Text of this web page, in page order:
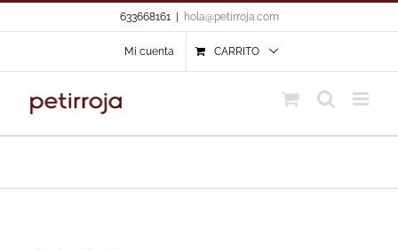
633668161 hola@petirroja.com
Mi cuenta CARRITO